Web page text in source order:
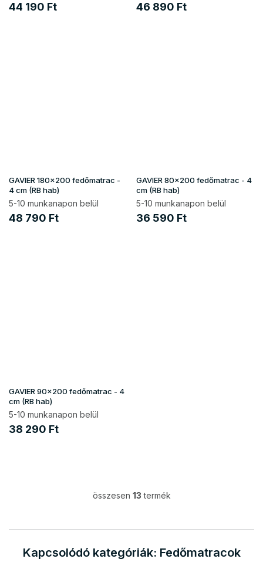
44 190 Ft 46 890 Ft
GAVIER 180x200 fedőmatrac -
4 cm (RB hab)
5-10 munkanapon belül
48 790 Ft
GAVIER 80x200 fedőmatrac - 4
cm (RB hab)
5-10 munkanapon belül
36 590 Ft
GAVIER 90x200 fedőmatrac - 4
cm (RB hab)
5-10 munkanapon belül
38 290 Ft
L
t
i
összesen 13 termék
Kapcsolódó kategóriák: Fedőmatracok